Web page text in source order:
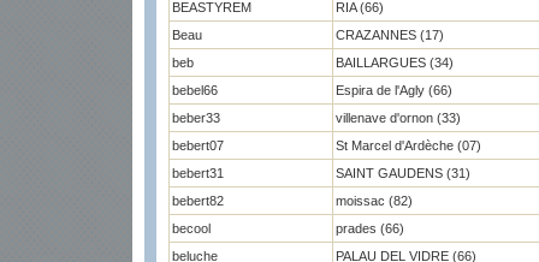
BEASTYREM
RIA (66)
Beau
CRAZANNES (17)
beb
BAILLARGUES (34)
bebel66
Espira de l'Agly (66)
beber33
villenave d'ornon (33)
bebert07
St Marcel d'Ardèche (07)
bebert31
SAINT GAUDENS (31)
bebert82
moissac (82)
becool
prades (66)
beluche
PALAU DEL VIDRE (66)